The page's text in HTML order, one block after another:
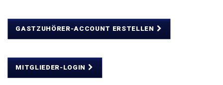
GASTZUHÖRER-ACCOUNT ERSTELLEN
MITGLIEDER-LOGIN